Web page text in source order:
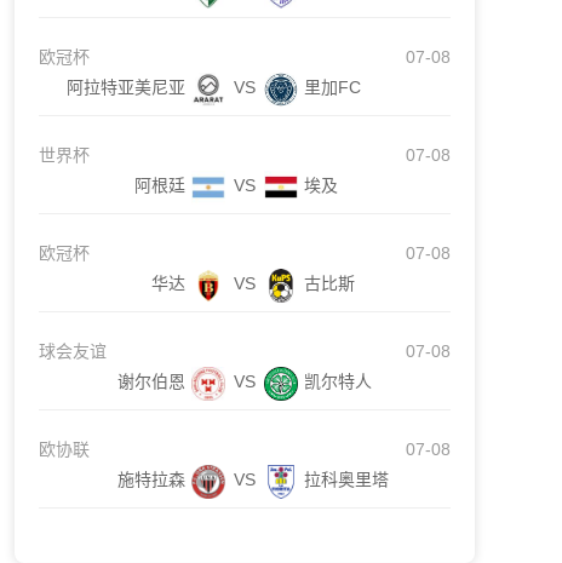
欧冠杯
07-08
阿拉特亚美尼亚
VS 里加FC
世界杯
07-08
阿根廷
VS 埃及
欧冠杯
07-08
华达
VS 古比斯
球会友谊
07-08
谢尔伯恩
VS 凯尔特人
欧协联
07-08
施特拉森
VS 拉科奥里塔